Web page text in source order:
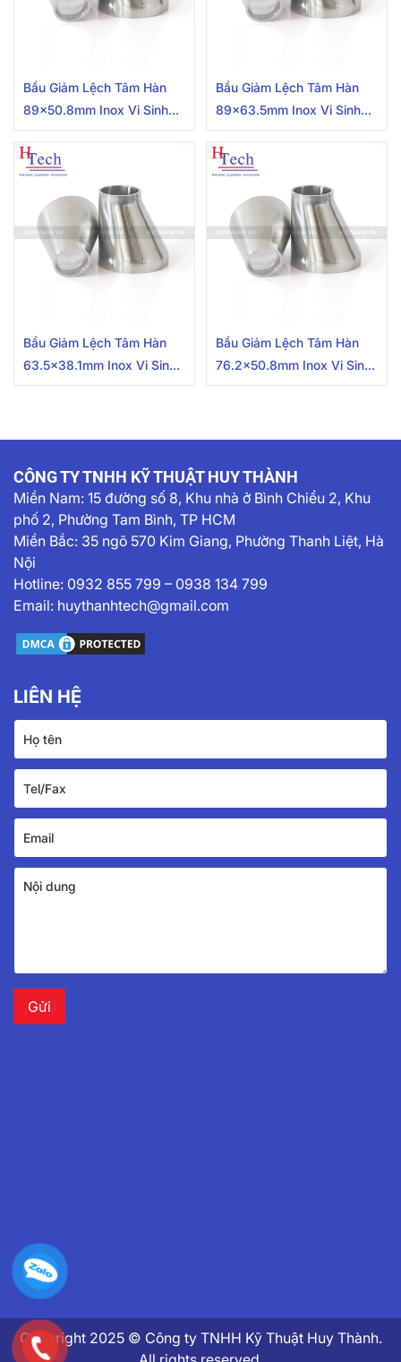
Bầu Giảm Lệch Tâm Hàn
89×50.8mm Inox Vi Sinh
Bầu Giảm Lệch Tâm Hàn
89×63.5mm Inox Vi Sinh
Bầu Giảm Lệch Tâm Hàn
63.5×38.1mm Inox Vi Sinh
Bầu Giảm Lệch Tâm Hàn
76.2×50.8mm Inox Vi Sinh
CÔNG TY TNHH KỸ THUẬT HUY THÀNH
Miền Nam: 15 đường số 8, Khu nhà ở Bình Chiểu 2, Khu
phố 2, Phường Tam Bình, TP HCM
Miền Bắc: 35 ngõ 570 Kim Giang, Phường Thanh Liệt, Hà
Nội
Hotline: 0932 855 799 – 0938 134 799
Email: huythanhtech@gmail.com
LIÊN HỆ
Copyright 2025 © Công ty TNHH Kỹ Thuật Huy Thành.